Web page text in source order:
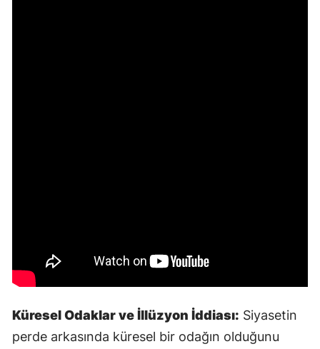
Küresel Odaklar ve İllüzyon İddiası: Siyasetin
perde arkasında küresel bir odağın olduğunu